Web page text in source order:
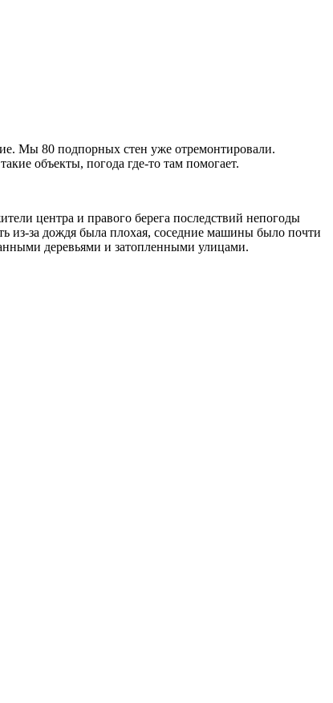
Мы 80 подпорных стен уже отремонтировали.
объекты, погода где-то там помогает.
центра и правого берега последствий непогоды
из-за дождя была плохая, соседние машины было почти
деревьями и затопленными улицами.